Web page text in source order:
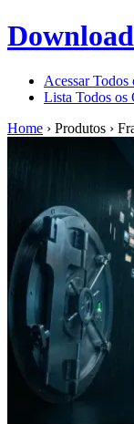
Acessar Todos
Lista Todos os
Home › Produtos ›